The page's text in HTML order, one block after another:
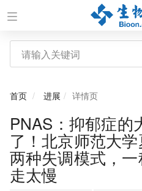
首页 进展 详情页
PNAS：抑郁症的
了！北京师范大
两种失调模式，
走太慢